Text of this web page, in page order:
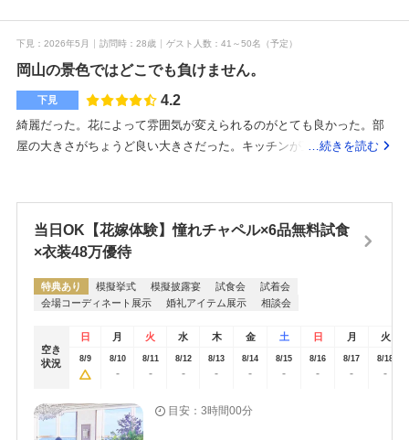
ズになった景色がよい岡山駅から徒歩圏内なので、県外からくる人も
利用しやすい二次会に出かけやすい自分からプランを発信する必要が
ある移動が少ないのでゲストの負担がないワンフロア貸切で自分たち
だけの空間にできるご飯がめちゃくちゃ美味しいスタッフが丁寧見積
内にしたかった結婚式の立地 スタッフの温かさスタッフが丁寧だっ
下見 2026年5月 訪問時 28歳 ゲスト人数 41～50名 （予定）
岡山の景色ではどこでも負けません。
下見 4.2
綺麗だった。花によって雰囲気が変えられるのがとても良かった。部
屋の大きさがちょうど良い大きさだった。キッチンが直接見れるのが
高層階で景色が良い。夜の夜景も観れるのが最高です。話しやすかっ
た。様々なことを教えていただきました。全てが同じフロアで完結し
す。夜の景色がとても良いです。岡山城も見れるのもとても良いで
…続きを読む
当日OK【花嫁体験】憧れチャペル×6品無料試食
×衣装48万優待
特典あり 模擬挙式 模擬披露宴 試食会
試着会
会場コーディネート展示
婚礼アイテム展示 相談会
空き
状況
日 月 火 水 木 金 土 日 月 火
8/9 8/10
-
8/11
-
8/12
-
8/13
-
8/14
-
8/15
-
8/16
-
8/17
-
8/18
-
目安：3時間00分